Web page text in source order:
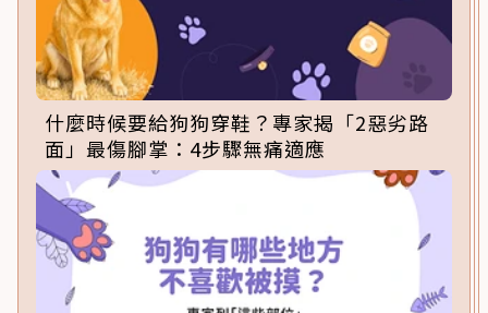
什麼時候要給狗狗穿鞋？專家揭「2惡劣路
面」最傷腳掌：4步驟無痛適應